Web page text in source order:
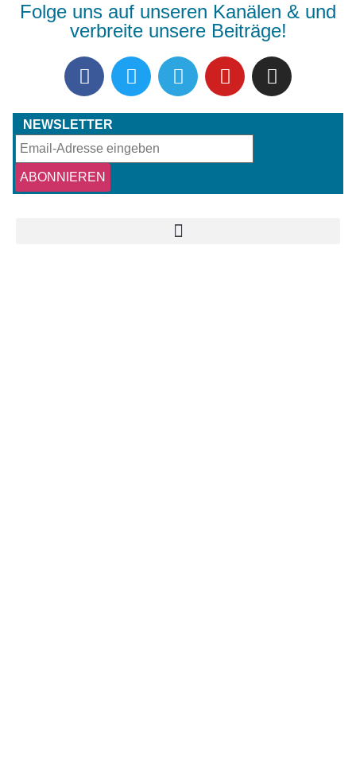
Folge uns auf unseren Kanälen & und
verbreite unsere Beiträge!
NEWSLETTER